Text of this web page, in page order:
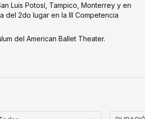
Luis Potosí­, Tampico, Monterrey y en
del 2do lugar en la III Competencia
del American Ballet Theater.